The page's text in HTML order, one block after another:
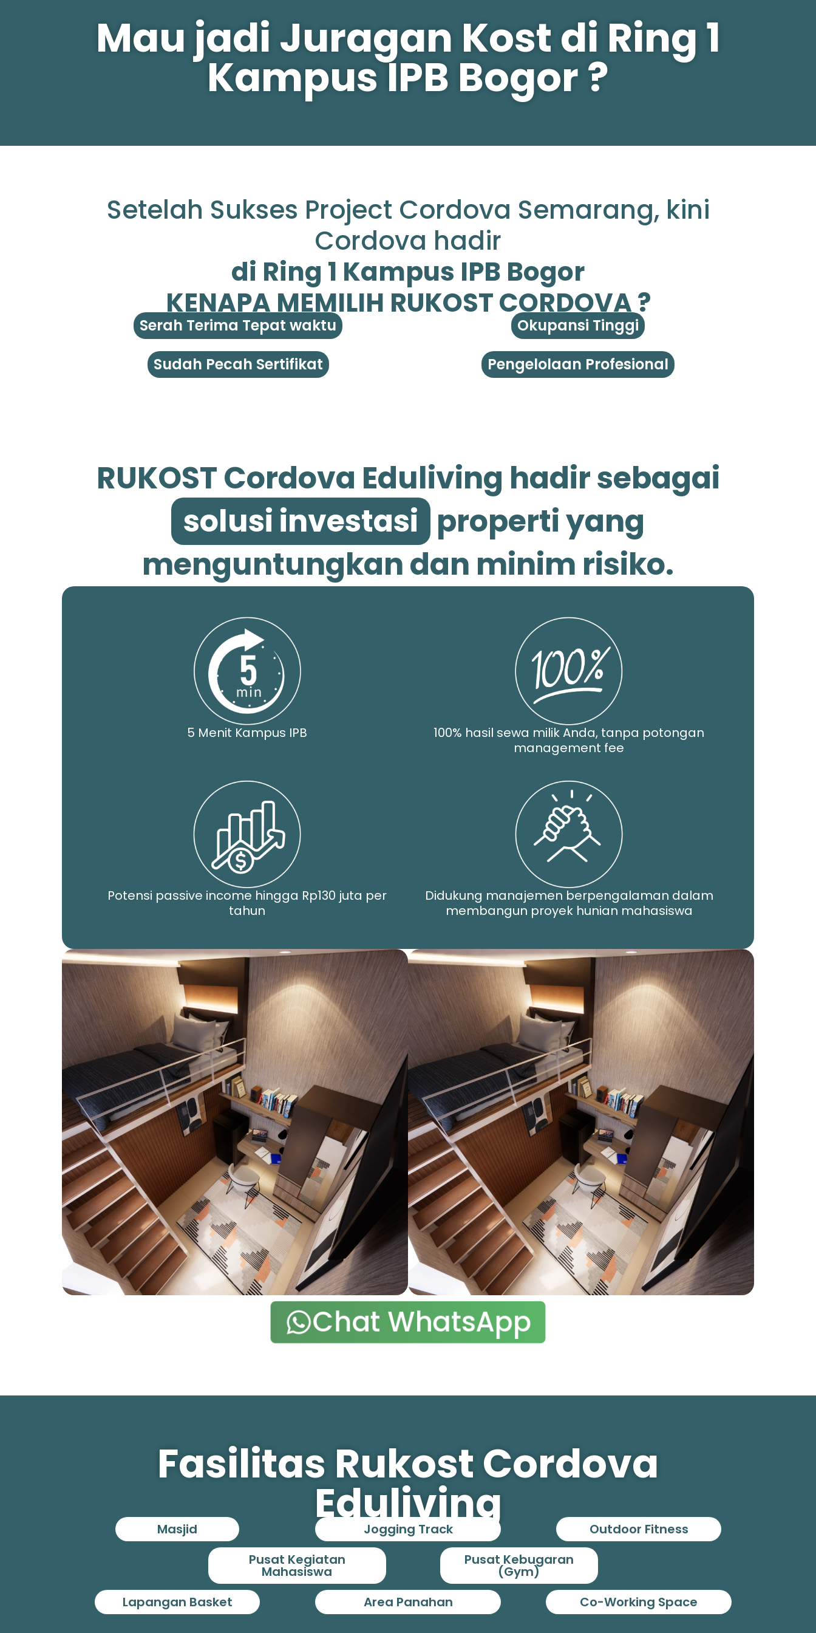
Mau jadi Juragan Kost di Ring 1
Kampus IPB Bogor ?
Setelah Sukses Project Cordova Semarang, kini
Cordova hadir
di Ring 1 Kampus IPB Bogor
KENAPA MEMILIH RUKOST CORDOVA ?
Serah Terima Tepat waktu
Okupansi Tinggi
Sudah Pecah Sertifikat
Pengelolaan Profesional
RUKOST Cordova Eduliving hadir sebagai
solusi investasi properti yang
menguntungkan dan minim risiko.
5 Menit Kampus IPB
100% hasil sewa milik Anda, tanpa potongan
management fee
Potensi passive income hingga Rp130 juta per
tahun
Didukung manajemen berpengalaman dalam
membangun proyek hunian mahasiswa
Chat WhatsApp
Fasilitas Rukost Cordova
Eduliving
Masjid Jogging Track
Outdoor Fitness
Pusat Kegiatan
Mahasiswa
Pusat Kebugaran
(Gym)
Lapangan Basket
Area Panahan Co-Working Space